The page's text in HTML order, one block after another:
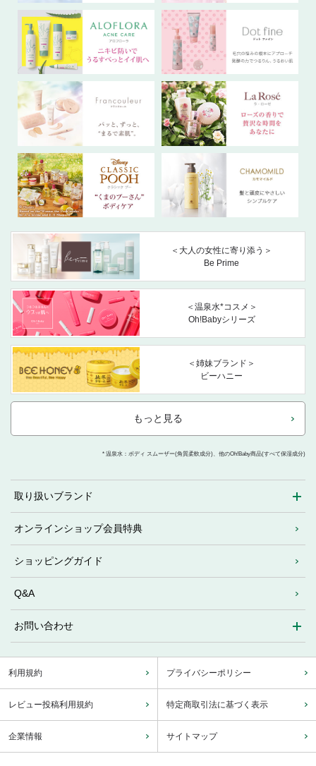
＜大人の女性に寄り添う＞
Be Prime
＜温泉水*コスメ＞
Oh!Babyシリーズ
＜姉妹ブランド＞
ビーハニー
もっと見る
* 温泉水：ボディ スムーザー(角質柔軟成分)、他のOh!Baby商品(すべて保湿成分)
取り扱いブランド
オンラインショップ会員特典
ショッピングガイド
Q&A
お問い合わせ
利用規約 プライバシーポリシー
レビュー投稿利用規約 特定商取引法に基づく表示
企業情報 サイトマップ